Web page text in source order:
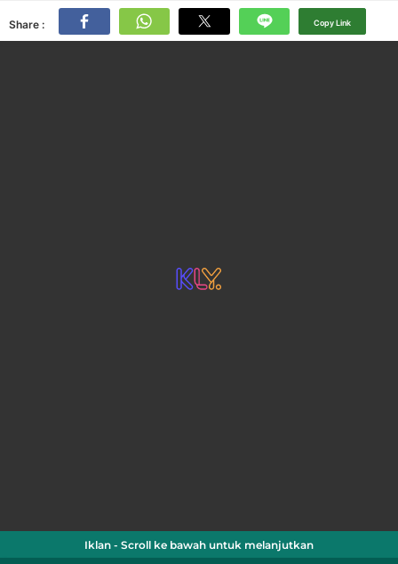
Share : Copy Link
Iklan - Scroll ke bawah untuk melanjutkan